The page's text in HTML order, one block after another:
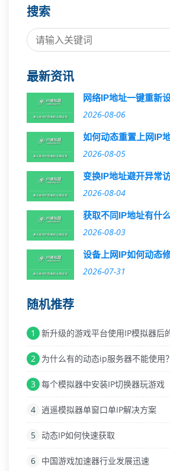
搜索
最新资讯
网络IP地址一键重新
2026-08-06
如何动态重置上网IP地
2026-08-05
变换IP地址避开异常
2026-08-04
获取不同IP地址有什么
2026-08-03
设备上网IP如何动态修
2026-07-31
随机推荐
1 新升级的游戏平台使用IP模拟器后
2 为什么有的动态ip服务器不能使用？
3 每个模拟器中安装IP切换器玩游戏
4 逍遥模拟器单窗口单IP解决方案
5 动态IP如何快速获取
6 中国游戏加速器行业发展迅速